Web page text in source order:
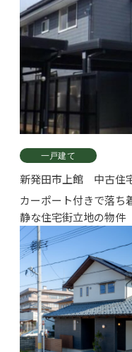
一戸建て
新発田市上館 中古住
カーポート付きで落ち
静な住宅街立地の物件